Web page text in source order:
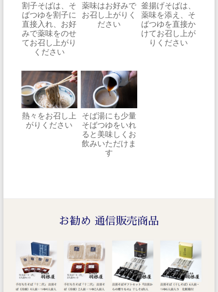
割子そばは、そ
ばつゆを割子に
直接入れ、お好
みで薬味をのせ
てお召し上がり
ください
薬味はお好みで
お召し上がりく
ださい
釜揚げそばは、
薬味を添え、そ
ばつゆを直接か
けてお召し上が
りください
熱々をお召し上
がりください
そば湯にも少量
そばつゆをいれ
ると美味しくお
飲みいただけま
す
お勧め 通信販売商品